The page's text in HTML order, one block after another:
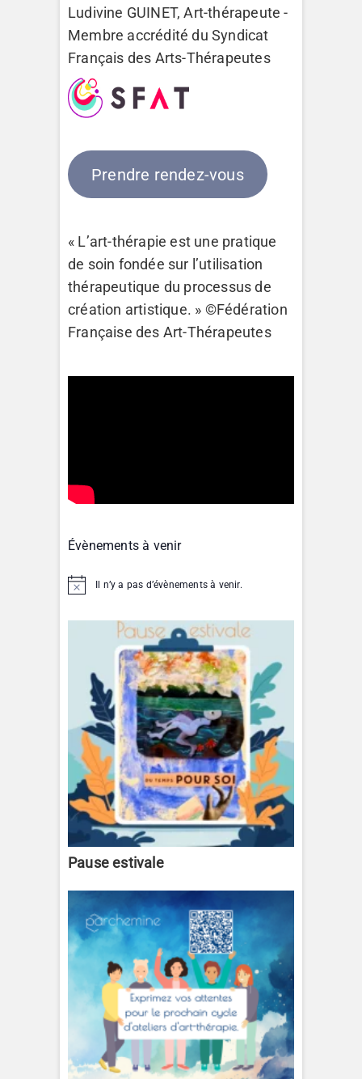
Ludivine GUINET, Art-thérapeute -
Membre accrédité du Syndicat
Français des Arts-Thérapeutes
Prendre rendez-vous
« L’art-thérapie est une pratique
de soin fondée sur l’utilisation
thérapeutique du processus de
création artistique. » ©Fédération
Française des Art-Thérapeutes
Évènements à venir
N
Il n’y a pas d’évènements à venir.
Pause estivale